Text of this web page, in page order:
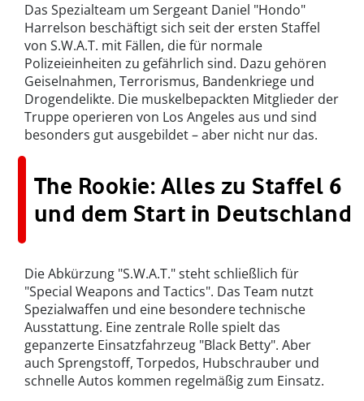
Das Spezialteam um Sergeant Daniel "Hondo"
Harrelson beschäftigt sich seit der ersten Staffel
von S.W.A.T. mit Fällen, die für normale
Polizeieinheiten zu gefährlich sind. Dazu gehören
Geiselnahmen, Terrorismus, Bandenkriege und
Drogendelikte. Die muskelbepackten Mitglieder der
Truppe operieren von Los Angeles aus und sind
besonders gut ausgebildet – aber nicht nur das.
The Rookie: Alles zu Staffel 6
und dem Start in Deutschland
Die Abkürzung "S.W.A.T." steht schließlich für
"Special Weapons and Tactics". Das Team nutzt
Spezialwaffen und eine besondere technische
Ausstattung. Eine zentrale Rolle spielt das
gepanzerte Einsatzfahrzeug "Black Betty". Aber
auch Sprengstoff, Torpedos, Hubschrauber und
schnelle Autos kommen regelmäßig zum Einsatz.